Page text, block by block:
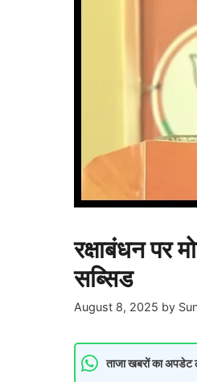
रक्षाबंधन पर
सब्सिड
August 8, 2025 by
ताजा खबरों का